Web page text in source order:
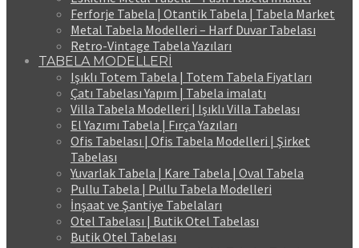
Ferforje Tabela | Otantik Tabela | Tabela Market
Metal Tabela Modelleri – Harf Duvar Tabelası
Retro-Vintage Tabela Yazıları
TABELA MODELLERİ
Işıklı Totem Tabela | Totem Tabela Fiyatları
Çatı Tabelası Yapım | Tabela imalatı
Villa Tabela Modelleri | Işıklı Villa Tabelası
El Yazımı Tabela | Fırça Yazıları
Ofis Tabelası | Ofis Tabela Modelleri | Şirket
Tabelası
Yuvarlak Tabela | Kare Tabela | Oval Tabela
Pullu Tabela | Pullu Tabela Modelleri
İnşaat ve Şantiye Tabelaları
Otel Tabelası | Butik Otel Tabelası
Butik Otel Tabelası